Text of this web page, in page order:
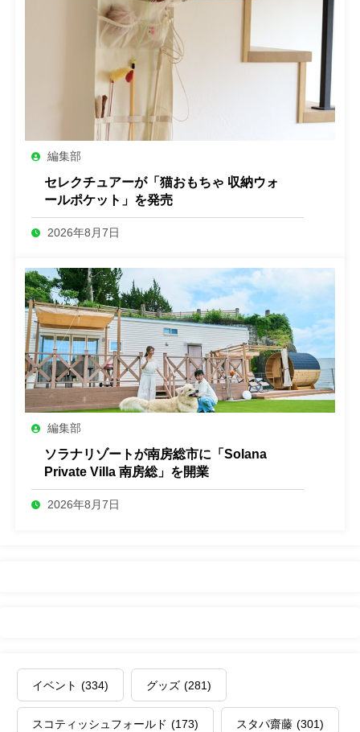
編集部
セレクチュアーが「猫おもちゃ 収納ウォ
ールポケット」を発売
2026年8月7日
編集部
ソラナリゾートが南房総市に「Solana
Private Villa 南房総」を開業
2026年8月7日
イベント (334) グッズ (281)
スコティッシュフォールド (173) スタパ齋藤 (301)